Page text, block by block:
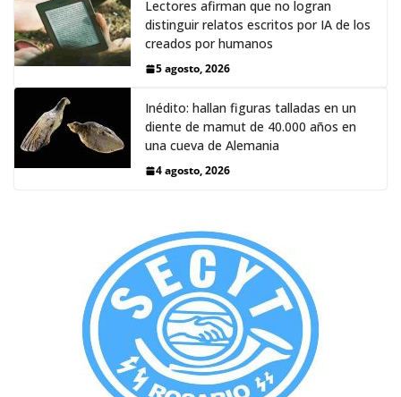
Lectores afirman que no logran
distinguir relatos escritos por IA de los
creados por humanos
5 agosto, 2026
Inédito: hallan figuras talladas en un
diente de mamut de 40.000 años en
una cueva de Alemania
4 agosto, 2026